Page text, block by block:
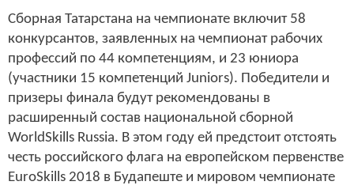
Сборная Татарстана на чемпионате включит 58
конкурсантов, заявленных на чемпионат рабочих
профессий по 44 компетенциям, и 23 юниора
(участники 15 компетенций Juniors). Победители и
призеры финала будут рекомендованы в
расширенный состав национальной сборной
WorldSkills Russia. В этом году ей предстоит отстоять
честь российского флага на европейском первенстве
EuroSkills 2018 в Будапеште и мировом чемпионате